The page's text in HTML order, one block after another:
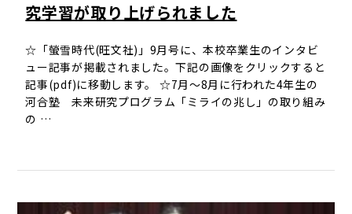
究学習が取り上げられました
☆「螢雪時代(旺文社)」9月号に、本校卒業生のインタビ
ュー記事が掲載されました。下記の画像をクリックすると
記事(pdf)に移動します。 ☆7月～8月に行われた4年生の
河合塾 未来研究プログラム「ミライの兆し」の取り組み
の …